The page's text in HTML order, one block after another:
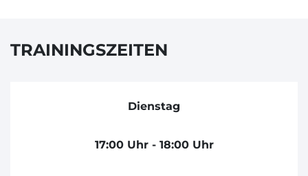
TRAININGSZEITEN
Dienstag
17:00 Uhr - 18:00 Uhr